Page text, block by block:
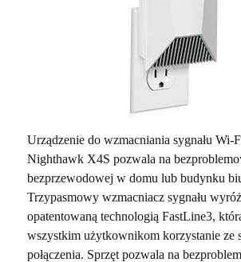
Urządzenie do wzmacniania sygnału Wi-
Nighthawk X4S pozwala na
bezprzewodowej w domu lub budynku
Trzypasmowy wzmacniacz sygnału
opatentowaną technologią FastLine3,
wszystkim użytkownikom korzystanie ze
połączenia. Sprzęt pozwala na